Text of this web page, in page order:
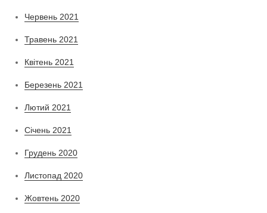
Червень 2021
Травень 2021
Квітень 2021
Березень 2021
Лютий 2021
Січень 2021
Грудень 2020
Листопад 2020
Жовтень 2020